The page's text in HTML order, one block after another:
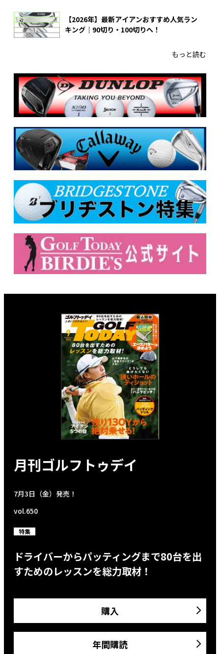
【2026年】最新アイアンおすすめ人気ラン
キング｜90切り・100切りへ！
もっと読む
月刊ゴルフトゥデイ
7月3日（金）発売！
vol.650
特集
ドライバーからパッティングまで80台を出
すためのレッスンを総力取材！
購入
年間購読